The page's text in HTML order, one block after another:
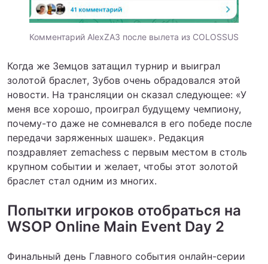
Комментарий AlexZA3 после вылета из COLOSSUS
Когда же Земцов затащил турнир и выиграл
золотой браслет, Зубов очень обрадовался этой
новости. На трансляции он сказал следующее: «У
меня все хорошо, проиграл будущему чемпиону,
почему-то даже не сомневался в его победе после
передачи заряженных шашек». Редакция
поздравляет zemachess с первым местом в столь
крупном событии и желает, чтобы этот золотой
браслет стал одним из многих.
Попытки игроков отобраться на
WSOP Online Main Event Day 2
Финальный день Главного события онлайн-серии